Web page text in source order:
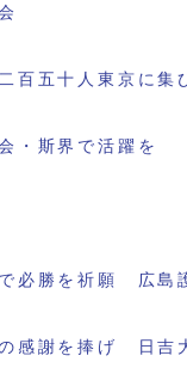
百五十人東京に集
・斯界で活躍を
必勝を祈願 広島
感謝を捧げ 日吉